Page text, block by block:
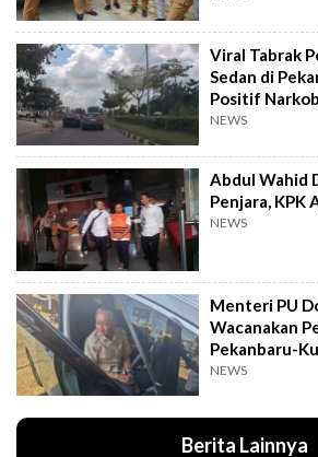
Viral Tabrak
Sedan di
Positif
NEWS
Abdul Wahid
Penjara, KPK
NEWS
Menteri PU
Wacanakan
Pekanbaru-
NEWS
Berita Lainnya